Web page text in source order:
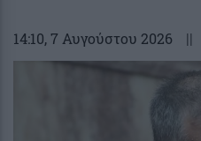
14:10, 7 Αυγούστου 2026 ||